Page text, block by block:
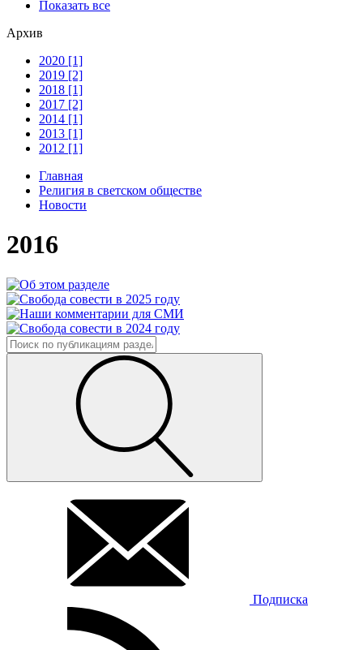
Показать все
Архив
2020 [1]
2019 [2]
2018 [1]
2017 [2]
2014 [1]
2013 [1]
2012 [1]
Главная
Религия в светском обществе
Новости
2016
Подписка